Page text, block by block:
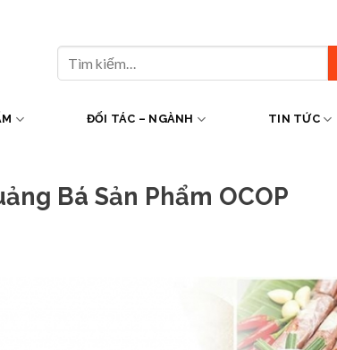
kiếm:
ĐỐI TÁC – NGÀNH TIN TỨC
Bá Sản Phẩm OCOP